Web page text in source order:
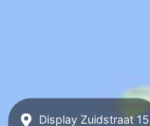
Display Zuidstraat 15